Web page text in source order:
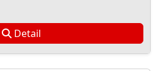
Detail